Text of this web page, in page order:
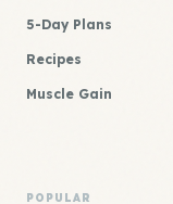
5-Day Plans
Recipes
Muscle Gain
POPULAR